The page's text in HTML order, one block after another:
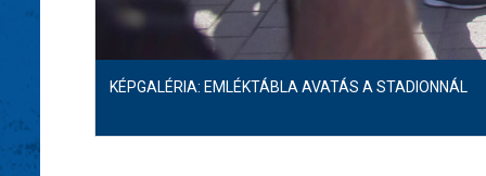
KÉPGALÉRIA: EMLÉKTÁBLA AVATÁS A STADIONNÁL